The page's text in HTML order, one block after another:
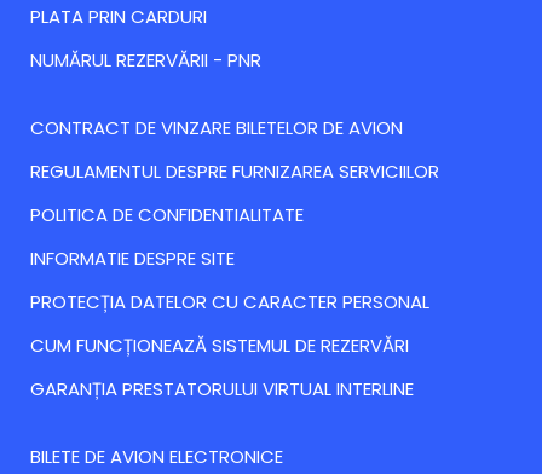
PLATA PRIN CARDURI
NUMĂRUL REZERVĂRII - PNR
CONTRACT DE VINZARE BILETELOR DE AVION
REGULAMENTUL DESPRE FURNIZAREA SERVICIILOR
POLITICA DE CONFIDENTIALITATE
INFORMATIE DESPRE SITE
PROTECȚIA DATELOR CU CARACTER PERSONAL
CUM FUNCȚIONEAZĂ SISTEMUL DE REZERVĂRI
GARANȚIA PRESTATORULUI VIRTUAL INTERLINE
BILETE DE AVION ELECTRONICE